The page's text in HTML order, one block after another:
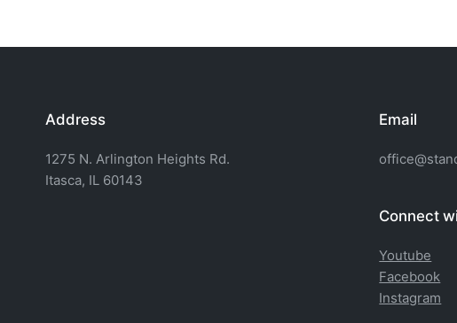
Address
1275 N. Arlington Heights Rd.
Itasca, IL 60143
Email
Connect
Youtube
Facebook
Instagram